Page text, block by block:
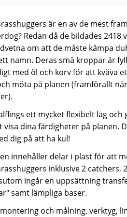
är en av de mest
Redan då de bildades 2418
om att de måste kämpa
namn. Deras små kroppar är
med öl och korv för att kväva
möta på planen (framförallt
ett mycket flexibelt lag och
visa dina färdigheter på planen.
dig på att ha kul!
innehåller delar i plast för att
inklusive 2 catchers,
ingår en uppsättning
samt lämpliga baser.
montering och målning, verktyg,